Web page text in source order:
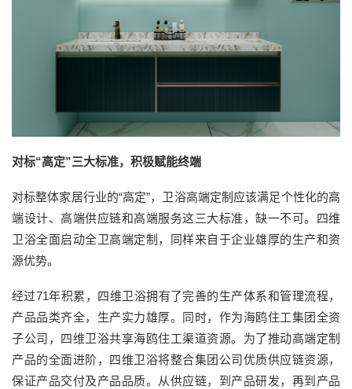
对标“高定”三大标准，积极赋能终端
对标整体家居行业的“高定”，卫浴高端定制应该满足个性化的高
端设计、高端供应链和高端服务这三大标准，缺一不可。四维
卫浴全面启动全卫高端定制，同样来自于企业雄厚的生产和资
源优势。
经过71年积累，四维卫浴拥有了完善的生产体系和管理流程，
产品品类齐全，生产实力雄厚。同时，作为海鸥住工集团全资
子公司，四维卫浴共享海鸥住工渠道资源。为了推动高端定制
产品的全面进阶，四维卫浴将整合集团公司优质供应链资源，
保证产品交付及产品品质。从供应链，到产品研发，再到产品